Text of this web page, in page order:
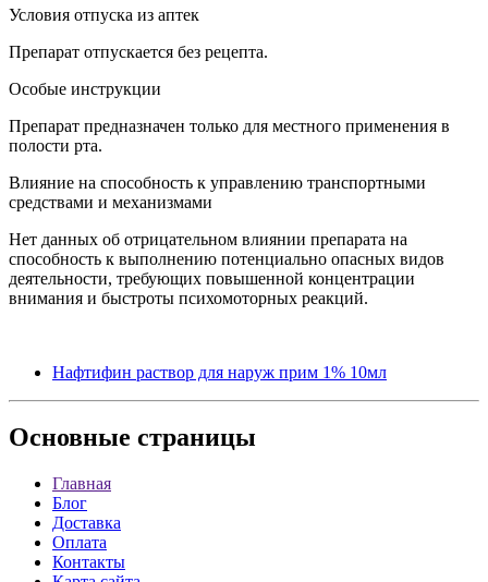
Условия отпуска из аптек
Препарат отпускается без рецепта.
Особые инструкции
Препарат предназначен только для местного применения в
полости рта.
Влияние на способность к управлению транспортными
средствами и механизмами
Нет данных об отрицательном влиянии препарата на
способность к выполнению потенциально опасных видов
деятельности, требующих повышенной концентрации
внимания и быстроты психомоторных реакций.
Нафтифин раствор для наруж прим 1% 10мл
Основные страницы
Главная
Блог
Доставка
Оплата
Контакты